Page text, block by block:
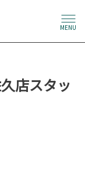
MENU
店スタッ